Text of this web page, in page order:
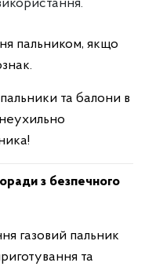
пальником, якщо
та балони в
з безпечного
газовий пальник
та